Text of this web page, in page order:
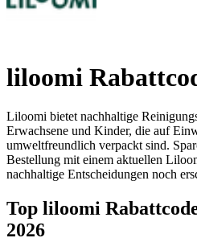
liloomi
Liloomi bietet nachhaltige
Erwachsene und Kinder, die auf
umweltfreundlich verpackt sind.
Bestellung mit einem aktuellen
nachhaltige Entscheidungen noch
Top liloomi
2026